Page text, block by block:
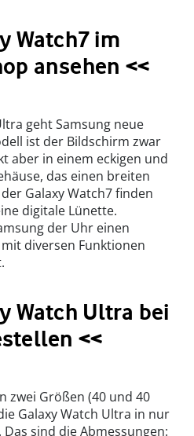
Watch7 im
ansehen <<
geht Samsung neue
ist der Bildschirm zwar
aber in einem eckigen und
das einen breiten
Galaxy Watch7 finden
digitale Lünette.
der Uhr einen
diversen Funktionen
Watch Ultra bei
<<
zwei Größen (40 und 40
Galaxy Watch Ultra in nur
sind die Abmessungen: